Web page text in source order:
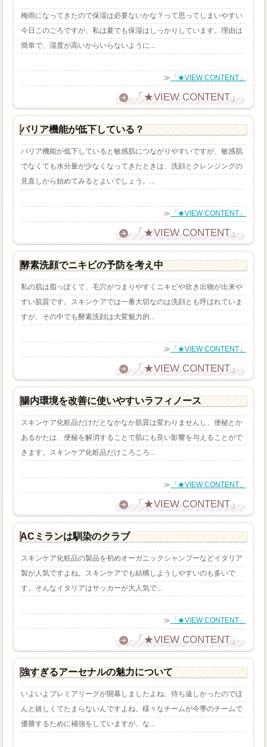
梅雨になってきたので保湿は必要ないかな？って思ってしまいやすい
今日このごろですが、私は夏でも保湿はしっかりしています。理由は
簡単で、湿度が高いからいらないように...
≫ 「★VIEW CONTENT」
「★VIEW CONTENT」
バリア機能が低下している？
バリア機能が低下していると敏感肌につながりやすいですが、敏感肌
でなくても水分量が少なくなってきたときは、洗顔とクレンジングの
見直しから始めてみるとよいでしょう。...
≫ 「★VIEW CONTENT」
「★VIEW CONTENT」
酵素洗顔でニキビの予防を考え中
私の肌は脂っぽくて、毛穴がつまりやすくニキビや吹き出物が出来や
すい肌質です。スキンケアでは一番大切なのは洗顔とも呼ばれていま
すが、その中でも酵素洗顔は大変魅力的...
≫ 「★VIEW CONTENT」
「★VIEW CONTENT」
腸内環境を改善に使いやすいラフィノース
スキンケア化粧品だけだとなかなか肌質は変わりませんし、便秘とか
あるかたは、便秘を解消することで肌にも良い影響を与えることがで
きます。スキンケア化粧品だけころころ...
≫ 「★VIEW CONTENT」
「★VIEW CONTENT」
ACミランは馴染のクラブ
スキンケア化粧品の製品を初めオーガニックシャンプーなどイタリア
製が人気ですよね。スキンケアでも結構しようしやすいのも多いで
す。そんなイタリアはサッカーが大人気で...
≫ 「★VIEW CONTENT」
「★VIEW CONTENT」
強すぎるアーセナルの魅力について
いよいよプレミアリーグが開幕しましたよね。待ち遠しかったのでほ
んと嬉しくてたまらないんですよね。様々なチームが今季のチームで
優勝するために補強をしていますが、な...